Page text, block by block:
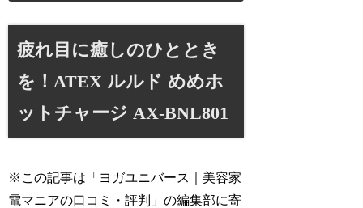
疲れ目に癒しのひととき
を！ATEX ルルド めめホ
ットチャージ AX-BNL801
※この記事は「ヨガユニバース｜美容家
電マニアの口コミ・評判」の編集部に寄